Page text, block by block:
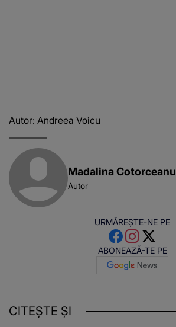
Autor: Andreea Voicu
Madalina Cotorceanu
Autor
URMĂREȘTE-NE PE
ABONEAZĂ-TE PE
CITEȘTE ȘI